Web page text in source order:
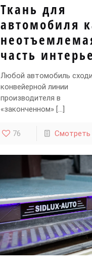
Ткань для
автомобиля
часть
Любой автомобиль
конвейерной линии
производителя в
«законченном»[…]
76 Смотреть